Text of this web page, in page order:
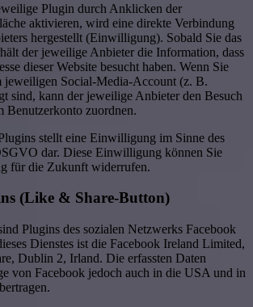
Plugin durch Anklicken der
aktivieren, wird eine direkte Verbindung
hergestellt (Einwilligung). Sobald Sie das
der jeweilige Anbieter die Information, dass
dieser Website besucht haben. Wenn Sie
jeweiligen Social-Media-Account (z. B.
sind, kann der jeweilige Anbieter den Besuch
Benutzerkonto zuordnen.
stellt eine Einwilligung im Sinne des
dar. Diese Einwilligung können Sie
für die Zukunft widerrufen.
(Like & Share-Button)
Plugins des sozialen Netzwerks Facebook
Dienstes ist die Facebook Ireland Limited,
Dublin 2, Irland. Die erfassten Daten
von Facebook jedoch auch in die USA und in